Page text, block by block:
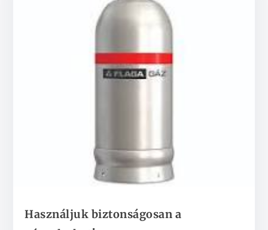
Használjuk biztonságosan a